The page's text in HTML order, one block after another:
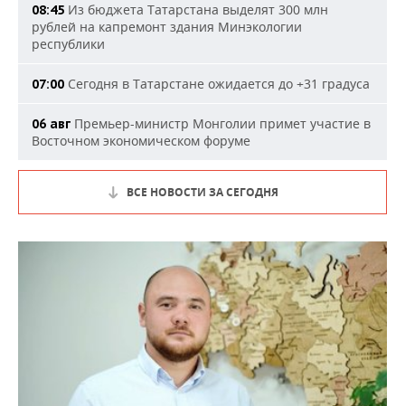
08:45 Из бюджета Татарстана выделят 300 млн
рублей на капремонт здания Минэкологии
республики
07:00 Сегодня в Татарстане ожидается до +31 градуса
06 авг Премьер-министр Монголии примет участие в
Восточном экономическом форуме
ВСЕ НОВОСТИ ЗА СЕГОДНЯ